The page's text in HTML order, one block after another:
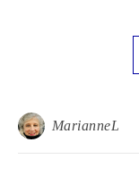
MarianneL